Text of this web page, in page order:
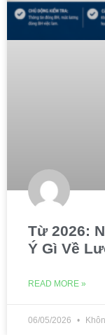
Từ 2026:
Ý Gì Về
READ MORE »
06/05/2026